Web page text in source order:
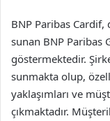
BNP Paribas
sunan BNP Paribas
göstermektedir.
sunmakta olup,
yaklaşımları ve
çıkmaktadır.